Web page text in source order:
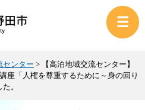
センター >
【高泊地域交流センター】
座「人権を尊重するために～身の回り
。